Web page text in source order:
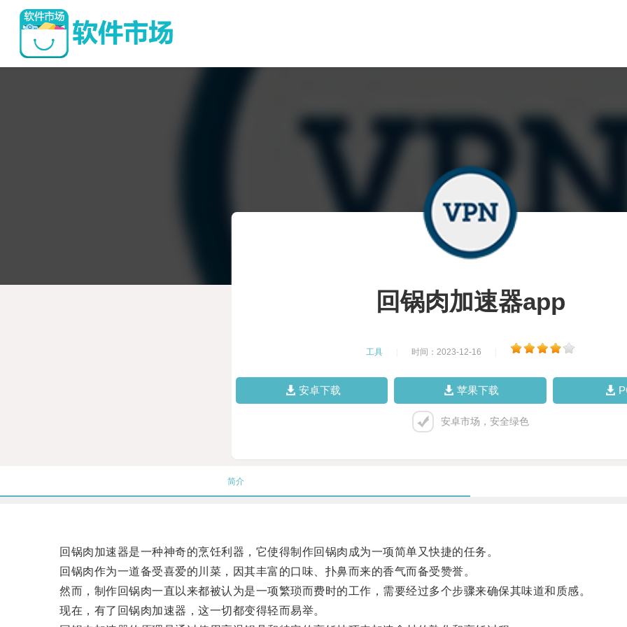
回锅肉加速器app
工具 时间：2023-12-16
安卓下载 苹果下载
安卓市场，安全绿色
简介
回锅肉加速器是一种神奇的烹饪利器，它使得制作回锅肉成为一项简单又快捷的任务。
回锅肉作为一道备受喜爱的川菜，因其丰富的口味、扑鼻而来的香气而备受赞誉。
然而，制作回锅肉一直以来都被认为是一项繁琐而费时的工作，需要经过多个步骤来确保其味道和质感。
现在，有了回锅肉加速器，这一切都变得轻而易举。